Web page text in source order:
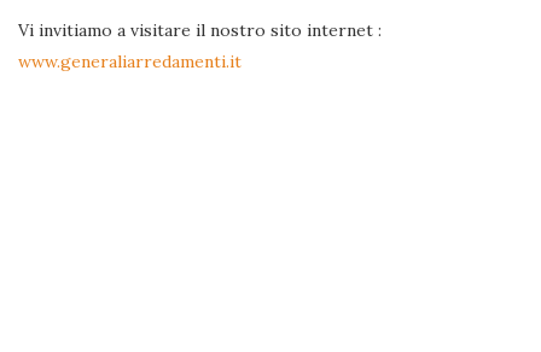
Vi invitiamo a visitare il nostro sito internet :
www.generaliarredamenti.it